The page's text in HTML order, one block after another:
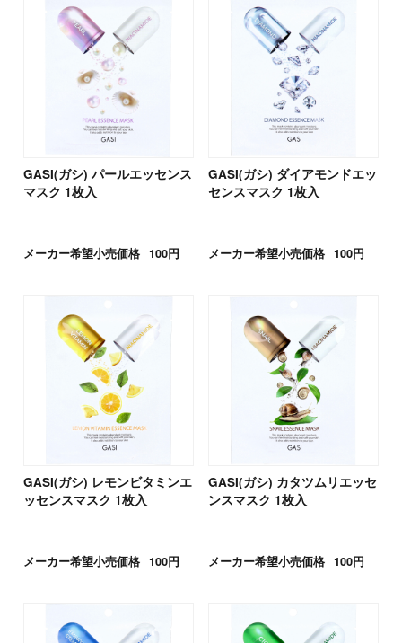
GASI(ガシ) パールエッセンス
マスク 1枚入
メーカー希望小売価格 100円
GASI(ガシ) ダイアモンドエッ
センスマスク 1枚入
メーカー希望小売価格 100円
GASI(ガシ) レモンビタミンエ
ッセンスマスク 1枚入
メーカー希望小売価格 100円
GASI(ガシ) カタツムリエッセ
ンスマスク 1枚入
メーカー希望小売価格 100円